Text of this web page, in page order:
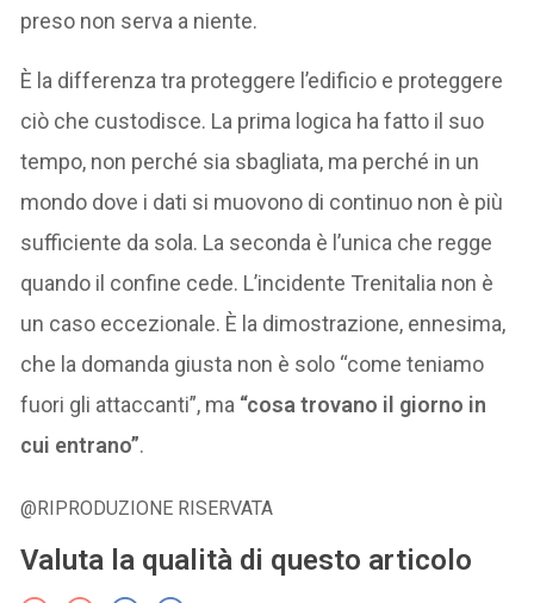
preso non serva a niente.
È la differenza tra proteggere l’edificio e proteggere
ciò che custodisce. La prima logica ha fatto il suo
tempo, non perché sia sbagliata, ma perché in un
mondo dove i dati si muovono di continuo non è più
sufficiente da sola. La seconda è l’unica che regge
quando il confine cede. L’incidente Trenitalia non è
un caso eccezionale. È la dimostrazione, ennesima,
che la domanda giusta non è solo “come teniamo
fuori gli attaccanti”, ma “cosa trovano il giorno in
cui entrano”.
@RIPRODUZIONE RISERVATA
Valuta la qualità di questo articolo